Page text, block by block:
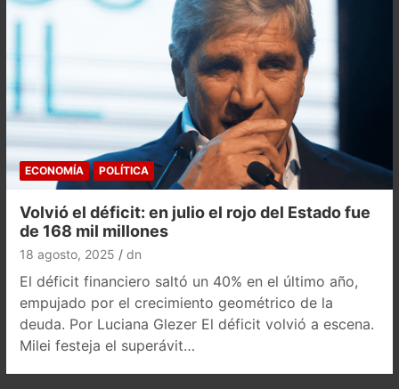
ECONOMÍA POLÍTICA
Volvió el déficit: en julio el rojo del Estado fue
de 168 mil millones
18 agosto, 2025 dn
El déficit financiero saltó un 40% en el último año,
empujado por el crecimiento geométrico de la
deuda. Por Luciana Glezer El déficit volvió a escena.
Milei festeja el superávit…